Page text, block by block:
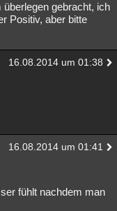
gebracht, ich
Positiv, aber bitte
16.08.2014 um 01:38
16.08.2014 um 01:41
fühlt nachdem man